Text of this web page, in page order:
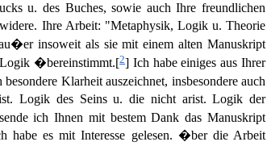
u. des Buches, sowie auch Ihre freundlichen
Ihre Arbeit: "Metaphysik, Logik u. Theorie
insoweit als sie mit einem alten Manuskript
�bereinstimmt.[2] Ich habe einiges aus Ihrer
Klarheit auszeichnet, insbesondere auch
Logik des Seins u. die nicht arist. Logik der
ich Ihnen mit bestem Dank das Manuskript
habe es mit Interesse gelesen. �ber die Arbeit